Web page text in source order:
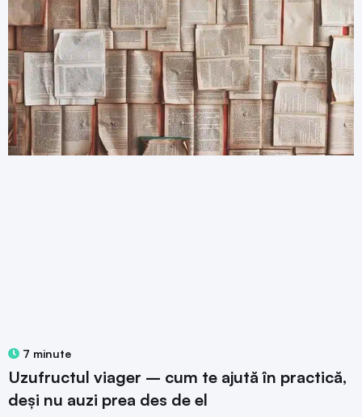
7 minute
Uzufructul viager – cum te ajută în practică,
deși nu auzi prea des de el